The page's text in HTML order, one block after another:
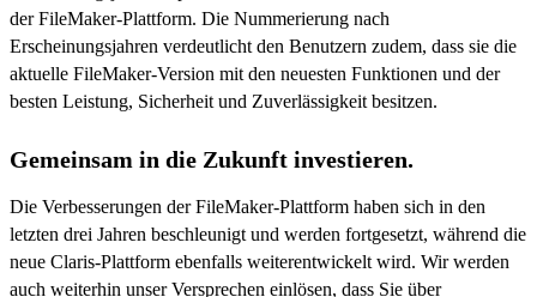
der FileMaker-Plattform. Die Nummerierung nach
Erscheinungsjahren verdeutlicht den Benutzern zudem, dass sie die
aktuelle FileMaker-Version mit den neuesten Funktionen und der
besten Leistung, Sicherheit und Zuverlässigkeit besitzen.
Gemeinsam in die Zukunft investieren.
Die Verbesserungen der FileMaker-Plattform haben sich in den
letzten drei Jahren beschleunigt und werden fortgesetzt, während die
neue Claris-Plattform ebenfalls weiterentwickelt wird. Wir werden
auch weiterhin unser Versprechen einlösen, dass Sie über